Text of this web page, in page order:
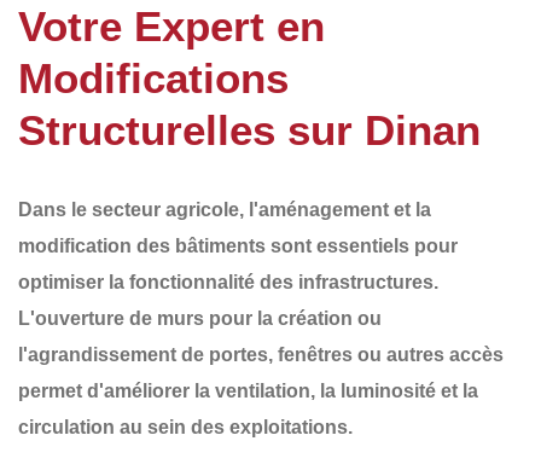
Votre Expert en
Modifications
Structurelles sur Dinan
Dans le secteur agricole, l'aménagement et la
modification des bâtiments sont essentiels pour
optimiser la fonctionnalité des infrastructures.
L'ouverture de murs pour la création ou
l'agrandissement de portes, fenêtres ou autres accès
permet d'améliorer la ventilation, la luminosité et la
circulation au sein des exploitations.